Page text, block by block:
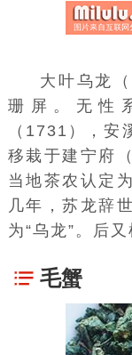
大叶乌龙
珊屏。无性
（1731），安
移栽于建宁府
当地茶农认定
几年，苏龙辞
为“乌龙”。后
毛蟹